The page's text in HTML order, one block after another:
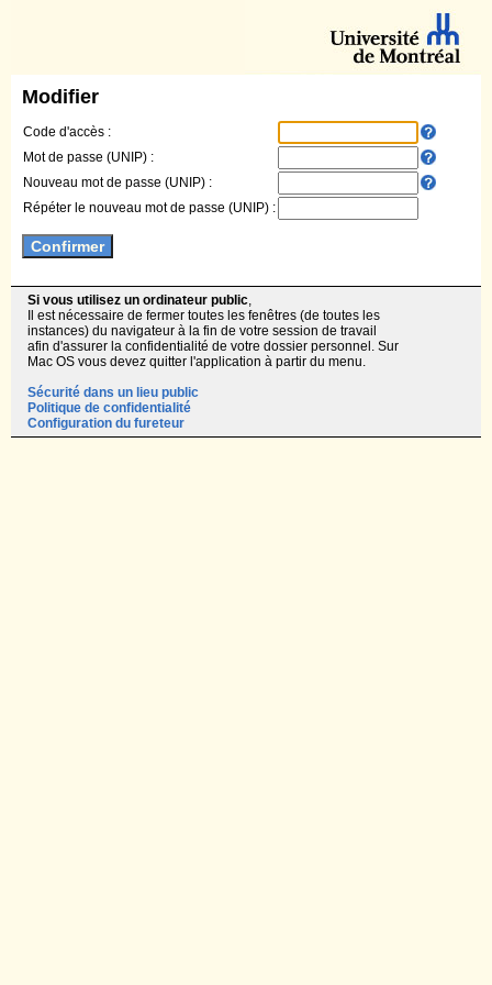
Modifier
Code d'accès :
Mot de passe (UNIP) :
Nouveau mot de passe (UNIP) :
Répéter le nouveau mot de passe (UNIP) :
Si vous utilisez un ordinateur public,
Il est nécessaire de fermer toutes les fenêtres (de toutes les
instances) du navigateur à la fin de votre session de travail
afin d'assurer la confidentialité de votre dossier personnel. Sur
Mac OS vous devez quitter l'application à partir du menu.
Sécurité dans un lieu public
Politique de confidentialité
Configuration du fureteur